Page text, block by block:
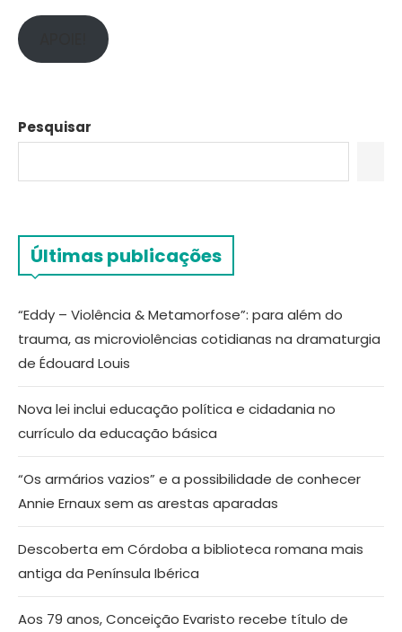
Pesquisar
Últimas publicações
“Eddy – Violência & Metamorfose”: para além do
trauma, as microviolências cotidianas na dramaturgia
de Édouard Louis
Nova lei inclui educação política e cidadania no
currículo da educação básica
“Os armários vazios” e a possibilidade de conhecer
Annie Ernaux sem as arestas aparadas
Descoberta em Córdoba a biblioteca romana mais
antiga da Península Ibérica
Aos 79 anos, Conceição Evaristo recebe título de